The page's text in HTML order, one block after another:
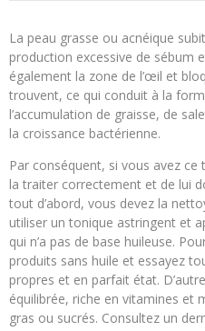
La peau grasse ou acnéique
production excessive de sébum
également la zone de l’œil et
trouvent, ce qui conduit à la
l’accumulation de graisse, de
la croissance bactérienne.
Par conséquent, si vous avez
la traiter correctement et de lui
tout d’abord, vous devez la
utiliser un tonique astringent et
qui n’a pas de base huileuse.
produits sans huile et essayez
propres et en parfait état.
équilibrée, riche en vitamines et
gras ou sucrés. Consultez un